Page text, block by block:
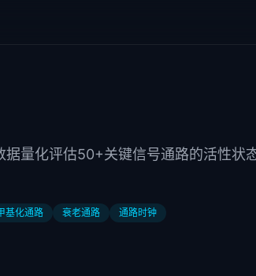
量化评估50+关键信号通路的活性状
基化通路 衰老通路 通路时钟